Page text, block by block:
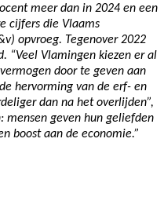
meer dan in 2024 en een
cijfers die Vlaams
opvroeg. Tegenover 2022
“Veel Vlamingen kiezen er al
door te geven aan
hervorming van de erf- en
dan na het overlijden”,
mensen geven hun geliefden
boost aan de economie.”